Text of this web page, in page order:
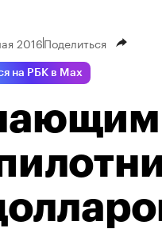
2016Поделиться
на РБК в Max